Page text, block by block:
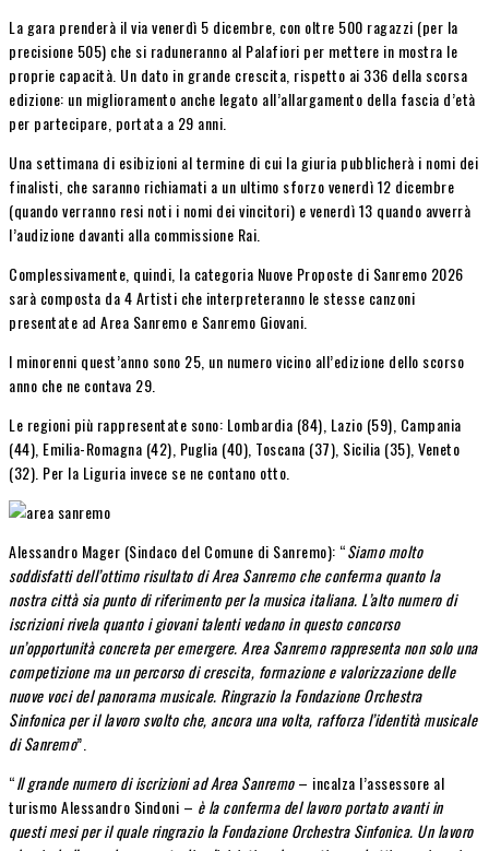
La gara prenderà il via venerdì 5 dicembre, con oltre 500 ragazzi (per la
precisione 505) che si raduneranno al Palafiori per mettere in mostra le
proprie capacità. Un dato in grande crescita, rispetto ai 336 della scorsa
edizione: un miglioramento anche legato all’allargamento della fascia d’età
per partecipare, portata a 29 anni.
Una settimana di esibizioni al termine di cui la giuria pubblicherà i nomi dei
finalisti, che saranno richiamati a un ultimo sforzo venerdì 12 dicembre
(quando verranno resi noti i nomi dei vincitori) e venerdì 13 quando avverrà
l’audizione davanti alla commissione Rai.
Complessivamente, quindi, la categoria Nuove Proposte di Sanremo 2026
sarà composta da 4 Artisti che interpreteranno le stesse canzoni
presentate ad Area Sanremo e Sanremo Giovani.
I minorenni quest’anno sono 25, un numero vicino all’edizione dello scorso
anno che ne contava 29.
Le regioni più rappresentate sono: Lombardia (84), Lazio (59), Campania
(44), Emilia-Romagna (42), Puglia (40), Toscana (37), Sicilia (35), Veneto
(32). Per la Liguria invece se ne contano otto.
Alessandro Mager (Sindaco del Comune di Sanremo): “Siamo molto
soddisfatti dell’ottimo risultato di Area Sanremo che conferma quanto la
nostra città sia punto di riferimento per la musica italiana. L’alto numero di
iscrizioni rivela quanto i giovani talenti vedano in questo concorso
un’opportunità concreta per emergere. Area Sanremo rappresenta non solo una
competizione ma un percorso di crescita, formazione e valorizzazione delle
nuove voci del panorama musicale. Ringrazio la Fondazione Orchestra
Sinfonica per il lavoro svolto che, ancora una volta, rafforza l’identità musicale
di Sanremo”.
“Il grande numero di iscrizioni ad Area Sanremo– incalza l’assessore al
turismo Alessandro Sindoni – è la conferma del lavoro portato avanti in
questi mesi per il quale ringrazio la Fondazione Orchestra Sinfonica. Un lavoro